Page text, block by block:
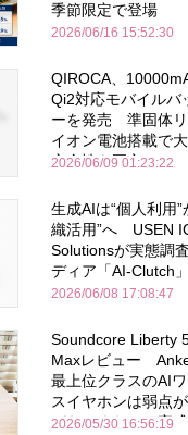
季節限定で登場
2026/06/16 15:52:30
QIROCA、
Qi2対応モバイルバ
ーを発売 準固体
イオン電池搭載で
安全性を両立
2026/06/09 01:23:22
生成AIは“個人利用”
織活用”へ USEN
Solutionsが実態調
ディア「AI-Clutch
2026/06/08 17:08:47
Soundcore Liberty
Maxレビュー
最上位クラスのAI
スイヤホンは弱点
づらいくらいの完成
2026/05/30 16:56:19